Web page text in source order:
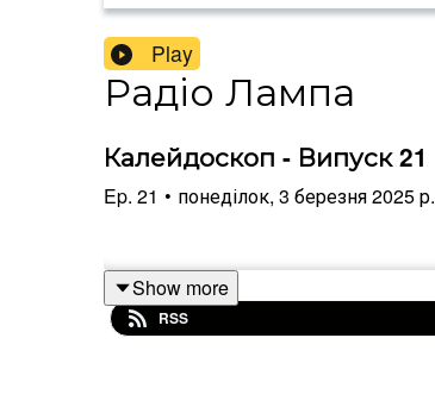
Play
Радіо Лампа
Калейдоскоп - Випуск 21
Ep. 21 • понеділок, 3 березня 2025 р.
Show more
RSS